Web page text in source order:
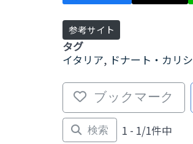
参考サイト
タグ
イタリア, ドナート・カリシ
ブックマーク
検索 1 - 1/1件中